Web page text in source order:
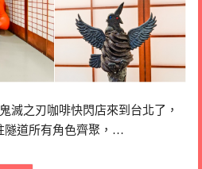
滅之刃咖啡快閃店來到台北了，
隧道所有角色齊聚，…